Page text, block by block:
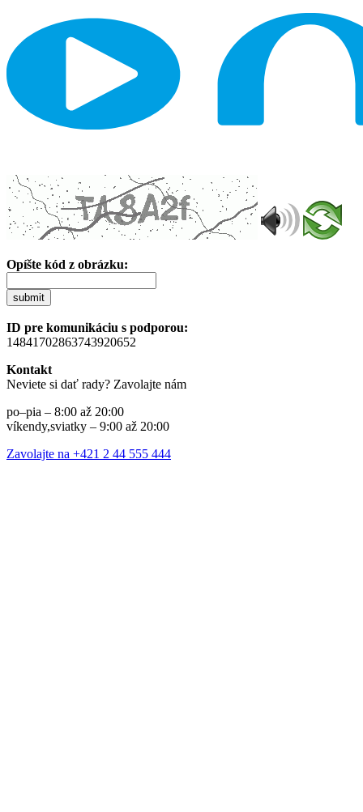
Opíšte kód z obrázku:
submit
ID pre komunikáciu s podporou:
14841702863743920652
Kontakt
Neviete si dať rady? Zavolajte nám
po–pia – 8:00 až 20:00
víkendy,sviatky – 9:00 až 20:00
Zavolajte na +421 2 44 555 444